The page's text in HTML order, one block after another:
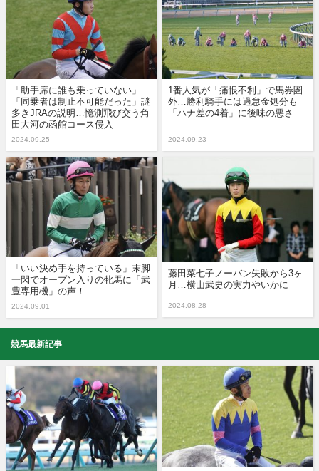
「助手席に誰も乗っていない」
「同乗者は制止不可能だった」謎
多きJRAの説明…憶測飛び交う角
田大河の函館コース侵入
2024.09.25
1番人気が「痛恨不利」で馬券圏
外…勝利騎手には過怠金処分も
「ハナ差の4着」に後味の悪さ
2024.09.23
「いい決め手を持っている」末脚
一閃でオープン入りの牝馬に「武
豊専用機」の声！
2024.09.01
藤田菜七子ノーバン失敗から3ヶ
月…横山武史の実力やいかに
2024.08.28
競馬最新記事